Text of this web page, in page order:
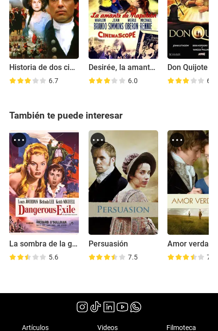
Historia de dos ciudades
6.7
Desirée, la amante de Napoleón
6.0
Don Quijote
6.1
También te puede interesar
La sombra de la guillotina
5.6
Persuasión
7.5
Amor
7.3
Artículos Videos Filmoteca